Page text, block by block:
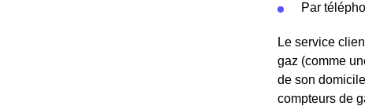
Par
Le service
gaz (comme
de son
compteurs de